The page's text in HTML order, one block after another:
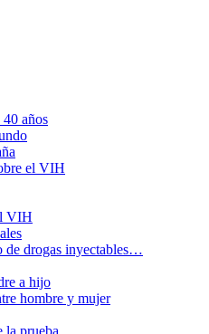
años
el VIH
VIH
de drogas inyectables…
a hijo
hombre y mujer
la prueba